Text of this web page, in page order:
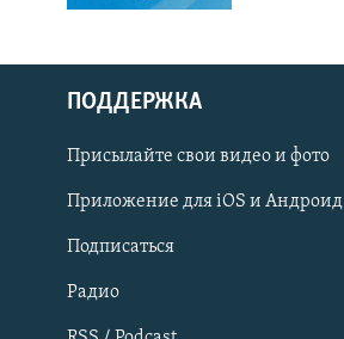
Українською
Qırımtatar
ПРИСОЕДИНЯЙТЕСЬ!
ПОДДЕРЖКА
Присылайте свои видео и фото
Приложение для iOS и Андроид
Подписаться
Радио